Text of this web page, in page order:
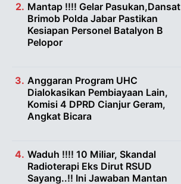
Mantap !!!! Gelar Pasukan,Dansat
Brimob Polda Jabar Pastikan
Kesiapan Personel Batalyon B
Pelopor
Anggaran Program UHC
Dialokasikan Pembiayaan Lain,
Komisi 4 DPRD Cianjur Geram,
Angkat Bicara
Waduh !!!! 10 Miliar, Skandal
Radioterapi Eks Dirut RSUD
Sayang..!! Ini Jawaban Mantan